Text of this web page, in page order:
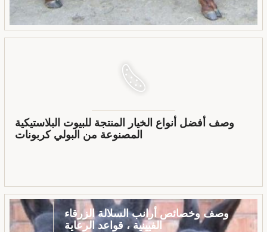
وصف أفضل أنواع الخيار المنتجة للبيوت البلاستيكية
المصنوعة من البولي كربونات
وصف وخصائص أرانب السلالة الزرقاء
الفيينية ، قواعد الرعاية